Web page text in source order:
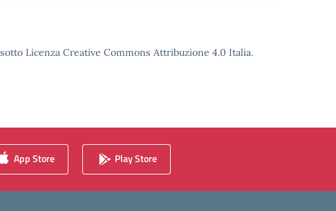
Licenza Creative Commons Attribuzione 4.0 Italia.
App Store Play Store